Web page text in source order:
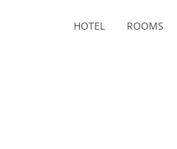
HOTEL ROOMS